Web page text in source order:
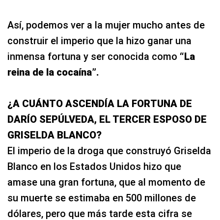
Así, podemos ver a la mujer mucho antes de
construir el imperio que la hizo ganar una
inmensa fortuna y ser conocida como “La
reina de la cocaína”.
¿A CUÁNTO ASCENDÍA LA FORTUNA DE
DARÍO SEPÚLVEDA, EL TERCER ESPOSO DE
GRISELDA BLANCO?
El imperio de la droga que construyó Griselda
Blanco en los Estados Unidos hizo que
amase una gran fortuna, que al momento de
su muerte se estimaba en 500 millones de
dólares, pero que más tarde esta cifra se